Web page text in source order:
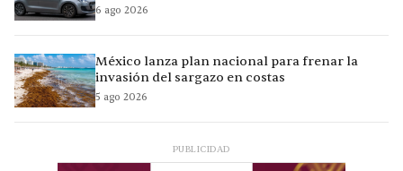
6 ago 2026
México lanza plan nacional para frenar la
invasión del sargazo en costas
5 ago 2026
PUBLICIDAD